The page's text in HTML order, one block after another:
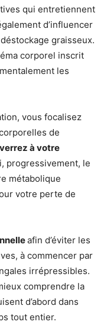
qui entretiennent
d’influencer
graisseux.
corporel inscrit
les
vous focalisez
de
à votre
progressivement, le
métabolique
votre perte de
afin d’éviter les
à commencer par
irrépressibles.
comprendre la
d’abord dans
tout entier.